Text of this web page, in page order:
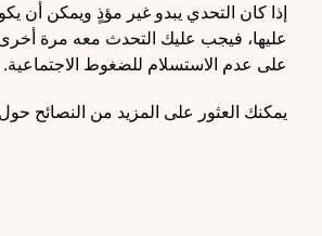
إذا كان التحدي يبدو غير مؤذٍ ويمكن أن
عليها، فيجب عليك التحدث معه مرة
على عدم الاستسلام للضغوط الاجتماعية.
يمكنك العثور على المزيد من النصائح